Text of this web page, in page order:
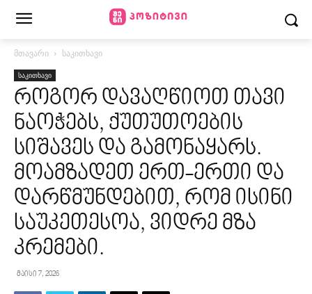
მთავარი საკითხავი
საკითხავი
როგორ დავაღწიოთ თავი
ნაოჭებს, ქუთუთოების
სიშავეს და გამონაყარს.
მოამზადეთ ერთ-ერთი და
დარწმუნდებით, რომ ისინი
საუკეთესოა, ვიდრე მზა
კრემები.
მაისი 7, 2026